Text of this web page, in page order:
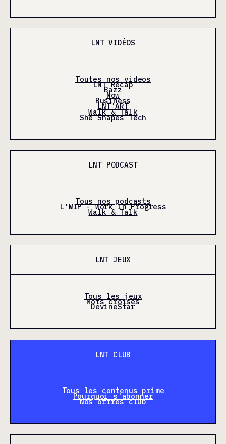
LNT VIDÉOS
Toutes nos videos
LNT Récap
Bazz
Now
Business
LNT'ART
Walk & Talk
She Shapes Tech
LNT PODCAST
Tous nos podcasts
L'WIP - Work In Progress
Walk & Talk
LNT JEUX
Tous les jeux
Mots croisés
DevineStar
LNT CLUB
Tous les contenus prime
Pourquoi s'abonner
Nos offres club